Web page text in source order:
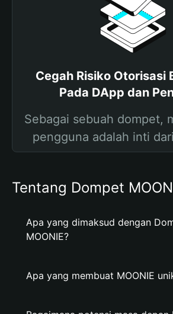
Cegah Risiko Otorisasi
Pada DApp dan
Sebagai sebuah dompet,
pengguna adalah inti
Tentang Dompet
Apa yang dimaksud dengan
MOONIE?
Apa yang membuat MOONIE